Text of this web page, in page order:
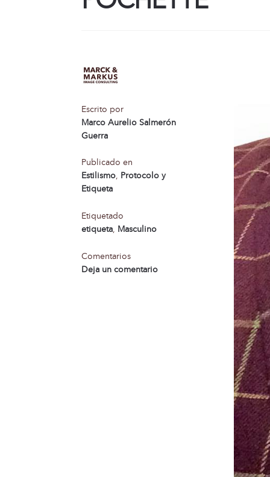
Escrito por
Marco Aurelio Salmerón
Guerra
Publicado en
Estilismo, Protocolo y
Etiqueta
Etiquetado
etiqueta, Masculino
Comentarios
Deja un comentario